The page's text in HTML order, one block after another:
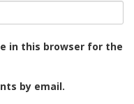
in this browser for the
by email.